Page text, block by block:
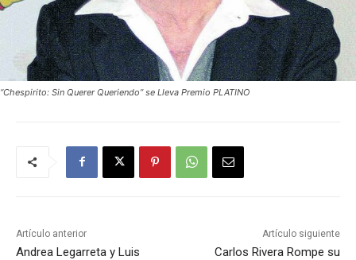
“Chespirito: Sin Querer Queriendo” se Lleva Premio PLATINO
Artículo anterior
Andrea Legarreta y Luis
Artículo siguiente
Carlos Rivera Rompe su